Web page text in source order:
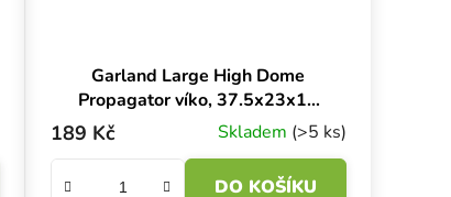
Garland Large High Dome
Propagator víko, 37.5x23x12
Skladem (>5 ks)
189 Kč
DO KOŠÍKU